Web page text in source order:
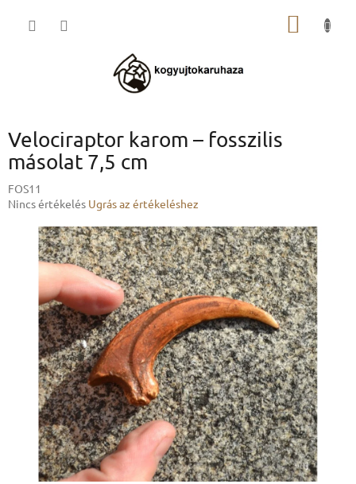
KOSÁR
Velociraptor karom – fosszilis
másolat 7,5 cm
FOS11
A
átlagos
értékelése
csillag.
Nincs értékelés Ugrás az értékeléshez